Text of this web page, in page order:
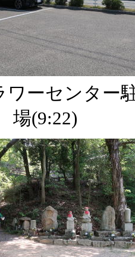
ワーセンター
場(9:22)